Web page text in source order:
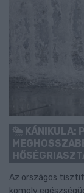
KÁNIKULA:
Az országos